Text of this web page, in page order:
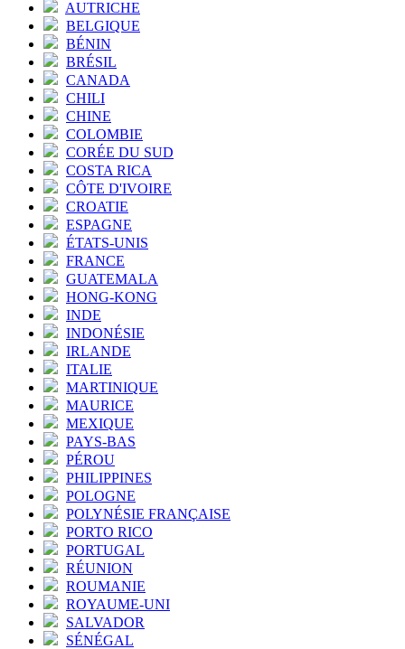
AUTRICHE
BELGIQUE
BÉNIN
BRÉSIL
CANADA
CHILI
CHINE
COLOMBIE
CORÉE DU SUD
COSTA RICA
CÔTE D'IVOIRE
CROATIE
ESPAGNE
ÉTATS-UNIS
FRANCE
GUATEMALA
HONG-KONG
INDE
INDONÉSIE
IRLANDE
ITALIE
MARTINIQUE
MAURICE
MEXIQUE
PAYS-BAS
PÉROU
PHILIPPINES
POLOGNE
POLYNÉSIE FRANÇAISE
PORTO RICO
PORTUGAL
RÉUNION
ROUMANIE
ROYAUME-UNI
SALVADOR
SÉNÉGAL